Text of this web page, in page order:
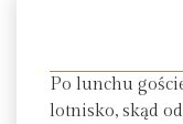
Po lunchu
lotnisko, skąd